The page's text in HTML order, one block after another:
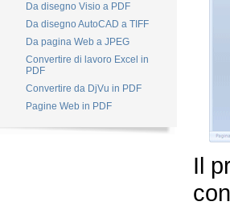
Da disegno Visio a PDF
Da disegno AutoCAD a TIFF
Da pagina Web a JPEG
Convertire di lavoro Excel in
PDF
Convertire da DjVu in PDF
Pagine Web in PDF
Il